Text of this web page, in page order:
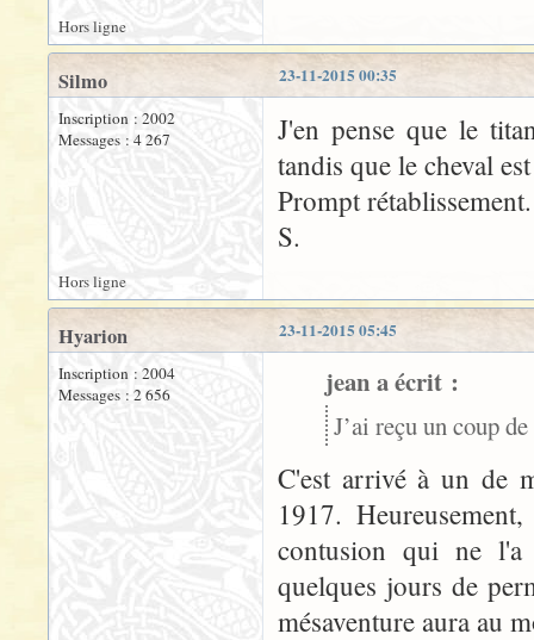
Hors ligne
23-11-2015 00:35
Silmo
Inscription : 2002
Messages : 4 267
J'en pense que le
tandis que le cheval
Prompt rétablissement.
S.
Hors ligne
23-11-2015 05:45
Hyarion
Inscription : 2004
Messages : 2 656
jean a écrit :
J’ai reçu un coup
C'est arrivé à un de
1917.
contusion qui ne l'a
quelques jours de
mésaventure aura au